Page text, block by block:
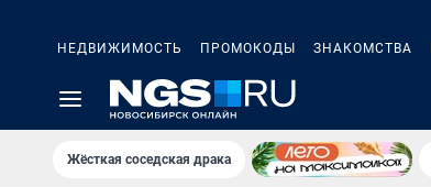
НЕДВИЖИМОСТЬ ПРОМОКОДЫ ЗНАКОМСТВА
Жёсткая соседская драка